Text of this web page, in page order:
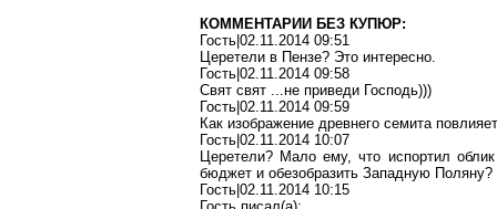
КОММЕНТАРИИ БЕЗ КУПЮР:
Гость|02.11.2014 09:51
Церетели в Пензе? Это интересно.
Гость|02.11.2014 09:58
Свят свят ...не приведи Господь)))
Гость|02.11.2014 09:59
Как изображение древнего семита
Гость|02.11.2014 10:07
Церетели? Мало ему, что испортил
бюджет и обезобразить Западную Поляну?
Гость|02.11.2014 10:15